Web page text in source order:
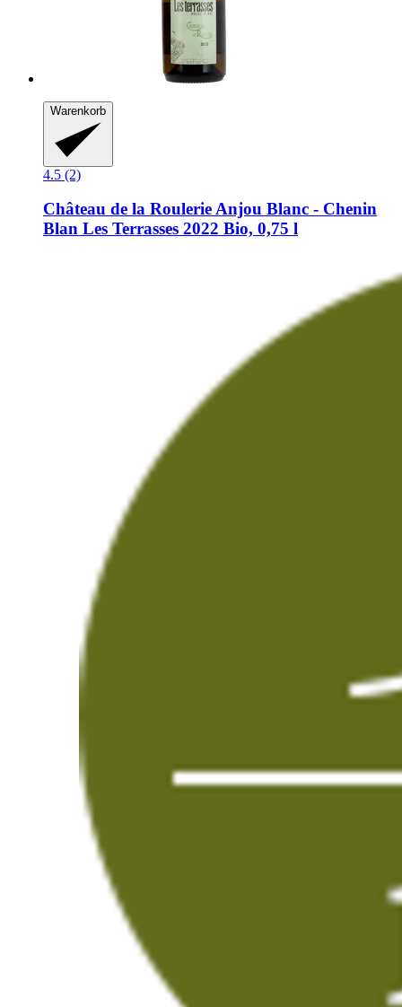
Warenkorb
4.5 (2)
Château de la RoulerieAnjou Blanc -​ Chenin
Blan Les Terrasses 2022 Bio, 0,75 l